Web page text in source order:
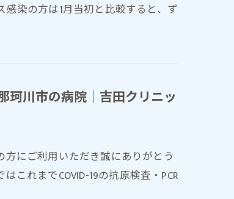
染の方は1月当初と比較すると、ず
珂川市の病院｜吉田クリニッ
にご利用いただき誠にありがとう
これまでCOVID-19の抗原検査・PCR